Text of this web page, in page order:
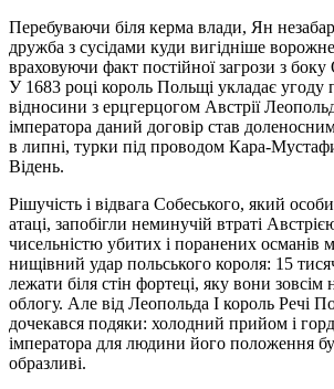
Перебуваючи біля керма влади, Ян
дружба з сусідами куди вигідніше
враховуючи факт постійної загрози з боку
У 1683 році король Польщі укладає угоду
відносини з ерцгерцогом Австрії
імператора даний договір став
в липні, турки під проводом Кара-
Відень.
Рішучість і відвага Собеського, який
атаці, запобігли неминучій втраті
чисельністю убитих і поранених османів
нищівний удар польського короля: 15
лежати біля стін фортеці, яку вони зовсім
облогу. Але від Леопольда I король Речі
дочекався подяки: холодний прийом і
імператора для людини його положення
образливі.